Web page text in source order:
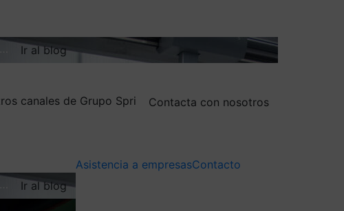
Ir al blog
canales de Grupo Spri
Contacta con nosotros
Ir al blog
Asistencia a empresasContacto